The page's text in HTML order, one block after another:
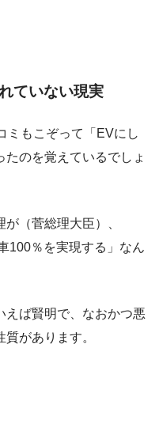
ていない現実
ミもこぞって「EVにし
のを覚えているでしょ
（菅総理大臣）、
100％を実現する」なん
えば賢明で、なおかつ悪
があります。